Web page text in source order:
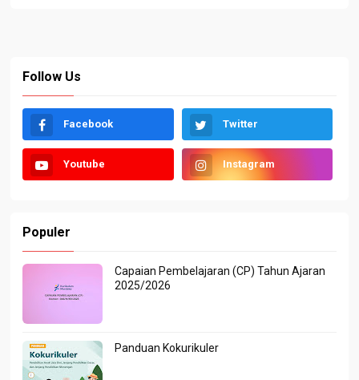
Follow Us
Facebook Twitter
Youtube Instagram
Populer
Capaian Pembelajaran (CP) Tahun Ajaran
2025/2026
Panduan Kokurikuler